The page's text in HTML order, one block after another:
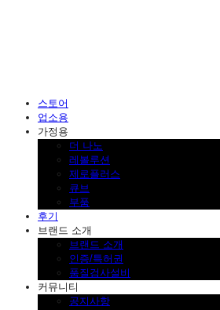
스토어
업소용
가정용
더 나노
레볼루션
제로플러스
큐브
부품
후기
브랜드 소개
브랜드 소개
인증/특허권
품질검사설비
커뮤니티
공지사항